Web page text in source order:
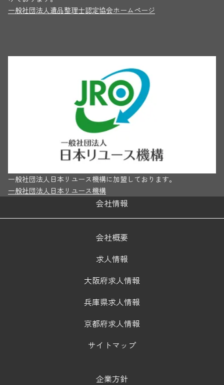
一般社団法人遺品整理士認定協会ホームページ
一般社団法人日本リユース機構に加盟しております。
一般社団法人日本リユース機構
会社情報
会社概要
求人情報
大阪府求人情報
兵庫県求人情報
京都府求人情報
サイトマップ
企業方針